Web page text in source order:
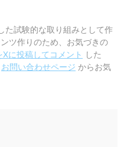
た試験的な取り組みとして作
ツ作りのため、お気づきの
Xに投稿してコメント した
お問い合わせページ からお気